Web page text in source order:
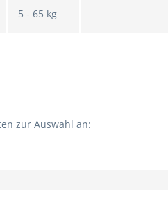
5 - 65 kg
zur Auswahl an: